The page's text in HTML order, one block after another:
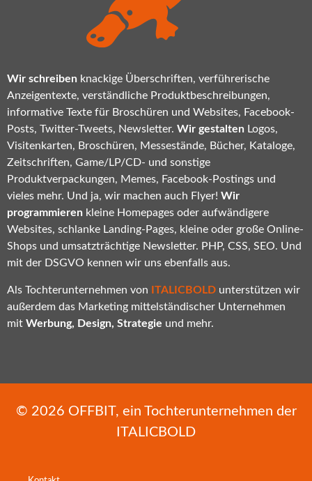
Wir schreiben knackige Überschriften, verführerische
Anzeigentexte, verständliche Produktbeschreibungen,
informative Texte für Broschüren und Websites, Facebook-
Posts, Twitter-Tweets, Newsletter. Wir gestalten Logos,
Visitenkarten, Broschüren, Messestände, Bücher, Kataloge,
Zeitschriften, Game/LP/CD- und sonstige
Produktverpackungen, Memes, Facebook-Postings und
vieles mehr. Und ja, wir machen auch Flyer! Wir
programmieren kleine Homepages oder aufwändigere
Websites, schlanke Landing-Pages, kleine oder große Online-
Shops und umsatzträchtige Newsletter. PHP, CSS, SEO. Und
mit der DSGVO kennen wir uns ebenfalls aus.
Als Tochterunternehmen von ITALICBOLD unterstützen wir
außerdem das Marketing mittelständischer Unternehmen
mit Werbung, Design, Strategie und mehr.
© 2026 OFFBIT, ein Tochterunternehmen der
ITALICBOLD